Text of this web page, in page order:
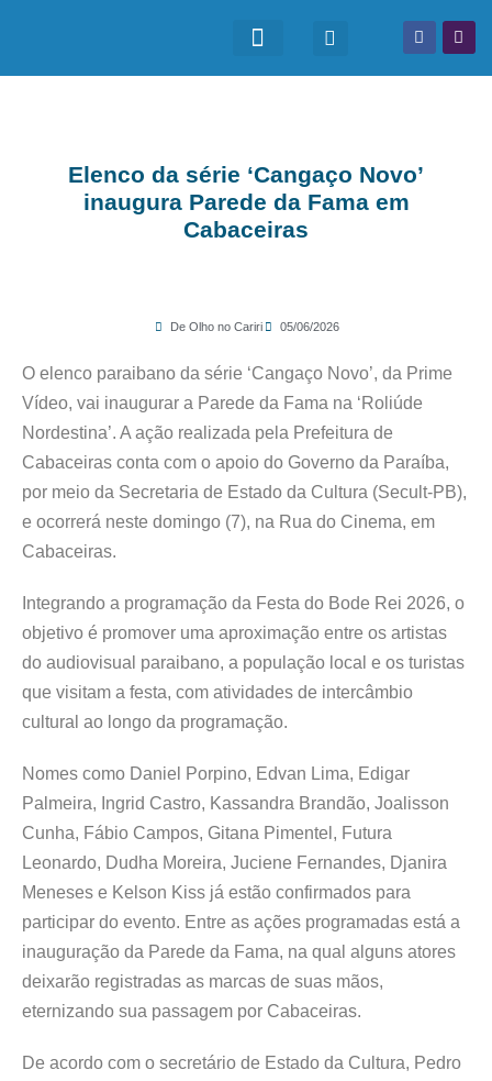
Elenco da série ‘Cangaço Novo’
inaugura Parede da Fama em
Cabaceiras
De Olho no Cariri 05/06/2026
O elenco paraibano da série ‘Cangaço Novo’, da Prime
Vídeo, vai inaugurar a Parede da Fama na ‘Roliúde
Nordestina’. A ação realizada pela Prefeitura de
Cabaceiras conta com o apoio do Governo da Paraíba,
por meio da Secretaria de Estado da Cultura (Secult-PB),
e ocorrerá neste domingo (7), na Rua do Cinema, em
Cabaceiras.
Integrando a programação da Festa do Bode Rei 2026, o
objetivo é promover uma aproximação entre os artistas
do audiovisual paraibano, a população local e os turistas
que visitam a festa, com atividades de intercâmbio
cultural ao longo da programação.
Nomes como Daniel Porpino, Edvan Lima, Edigar
Palmeira, Ingrid Castro, Kassandra Brandão, Joalisson
Cunha, Fábio Campos, Gitana Pimentel, Futura
Leonardo, Dudha Moreira, Juciene Fernandes, Djanira
Meneses e Kelson Kiss já estão confirmados para
participar do evento. Entre as ações programadas está a
inauguração da Parede da Fama, na qual alguns atores
deixarão registradas as marcas de suas mãos,
eternizando sua passagem por Cabaceiras.
De acordo com o secretário de Estado da Cultura, Pedro